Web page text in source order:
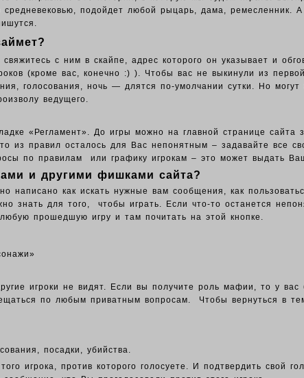
подойдет любой рыцарь, дама, ремесленник.
с ним в скайпе, адрес которого он указывает и
(кроме вас, конечно :) ). Чтобы вас не выкинули из
голосования, ночь — длятся по-умолчании сутки. Но могут
ведущего.
«Регламент». До игры можно на главной странице
из правил осталось для Вас непонятным – задавайте все
по правилам или графику игрокам – это может выдать
и другими фишками сайта?
написано как искать нужные вам сообщения, как
знать для того, чтобы играть. Если что-то останется
прошедшую игру и там почитать на этой кнопке.
игроки не видят. Если вы получите роль мафии, то у вас
по любым приватным вопросам. Чтобы вернуться в
посадки, убийства.
игрока, против которого голосуете. И подтвердить свой